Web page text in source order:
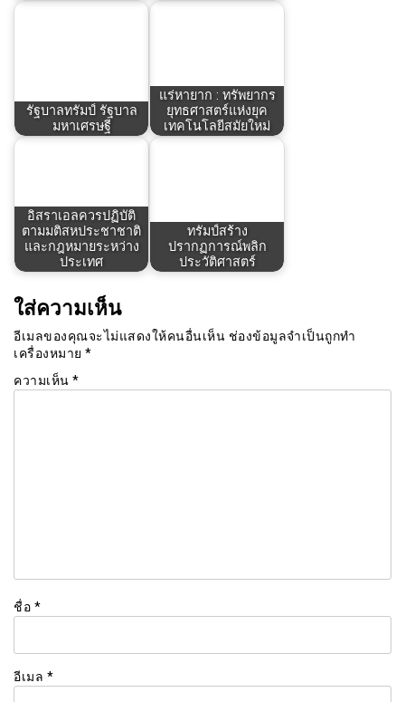
รัฐบาลทรัมป์ รัฐบาล
มหาเศรษฐี
แร่หายาก : ทรัพยากร
ยุทธศาสตร์แห่งยุค
เทคโนโลยีสมัยใหม่
อิสราเอลควรปฏิบัติ
ตามมติสหประชาชาติ
และกฎหมายระหว่าง
ประเทศ
ทรัมป์สร้าง
ปรากฏการณ์พลิก
ประวัติศาสตร์
ใส่ความเห็น
อีเมลของคุณจะไม่แสดงให้คนอื่นเห็น ช่องข้อมูลจำเป็นถูกทำ
เครื่องหมาย *
ความเห็น *
ชื่อ *
อีเมล *